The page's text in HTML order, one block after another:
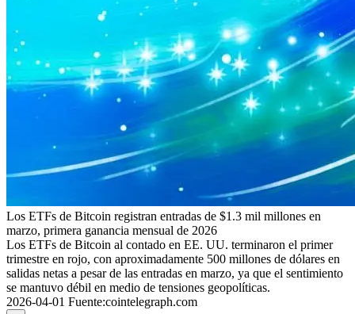
Los ETFs de Bitcoin registran entradas de $1.3 mil millones en
marzo, primera ganancia mensual de 2026
Los ETFs de Bitcoin al contado en EE. UU. terminaron el primer
trimestre en rojo, con aproximadamente 500 millones de dólares en
salidas netas a pesar de las entradas en marzo, ya que el sentimiento
se mantuvo débil en medio de tensiones geopolíticas.
2026-04-01 Fuente:cointelegraph.com